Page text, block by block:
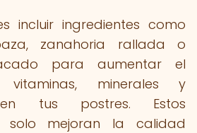
incluir ingredientes como
zanahoria rallada o
para aumentar el
minerales y
en tus postres. Estos
solo mejoran la calidad